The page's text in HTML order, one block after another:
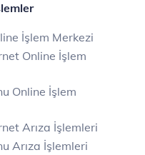
İşlem Merkezi
Online İşlem
Online İşlem
Arıza İşlemleri
Arıza İşlemleri